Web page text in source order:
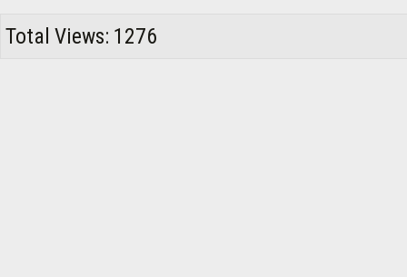
Total Views: 1276